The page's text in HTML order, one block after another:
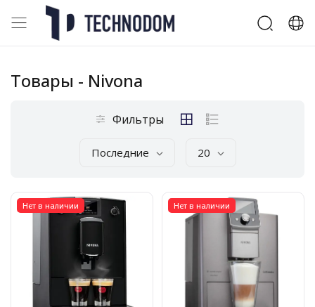
Товары - Nivona
Фильтры
Последние 20
Нет в наличии Нет в наличии